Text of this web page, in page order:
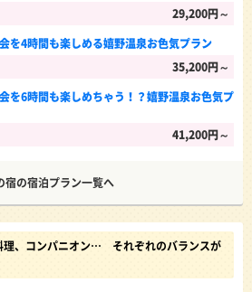
29,200円～
を4時間も楽しめる嬉野温泉お色気プラン
35,200円～
を6時間も楽しめちゃう！？嬉野温泉お色気プ
41,200円～
宿の宿泊プラン一覧へ
理、コンパニオン… それぞれのバランスが